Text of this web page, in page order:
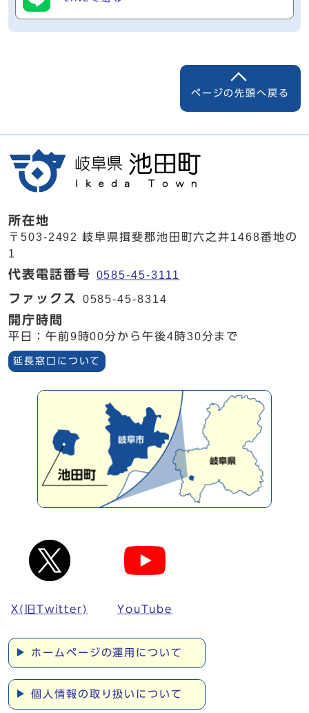
ページの先頭へ戻る
所在地
〒503-2492 岐阜県揖斐郡池田町六之井1468番地の
1
代表電話番号 0585-45-3111
ファックス 0585-45-8314
開庁時間
平日：午前9時00分から午後4時30分まで
延長窓口について
X(旧Twitter) YouTube
ホームページの運用について
個人情報の取り扱いについて